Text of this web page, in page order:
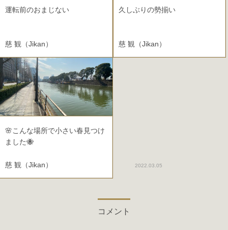
運転前のおまじない
慈 観（Jikan） 2024.04.11
久しぶりの勢揃い
慈 観（Jikan）
🌸こんな場所で小さい春見つけ
ました🐝
慈 観（Jikan） 2022.03.05
コメント